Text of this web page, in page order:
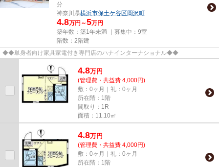
分
神奈川県横浜市保土ケ谷区 岡沢町
4.8万円～5万円
築年数：築1年未満 ｜募集中： 9室
階数：2階建
◆◆単身者向け家具家電付き専門店のハナインターナショナル◆◆
4.8万円
(管理費・共益費 4,000円)
敷：0ヶ月｜礼：0ヶ月
所在階：1階
間取り：1R
面積：11.10㎡
4.8万円
(管理費・共益費 4,000円)
敷：0ヶ月｜礼：0ヶ月
所在階：1階